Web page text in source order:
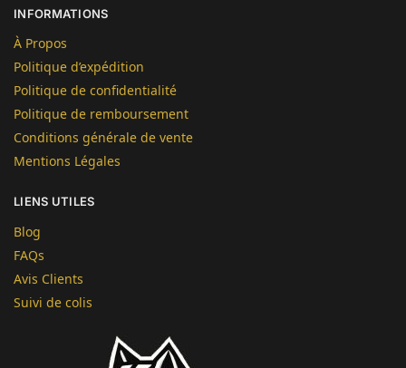
INFORMATIONS
À Propos
Politique d’expédition
Politique de confidentialité
Politique de remboursement
Conditions générale de vente
Mentions Légales
LIENS UTILES
Blog
FAQs
Avis Clients
Suivi de colis